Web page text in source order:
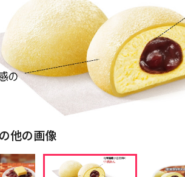
他の画像